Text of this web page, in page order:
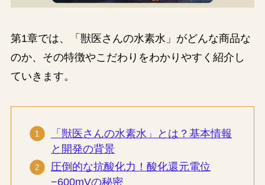
第1章では、「獣医さんの水素水」がどんな商品な
のか、その特徴やこだわりをわかりやすく紹介し
ていきます。
「獣医さんの水素水」とは？基本情報
と開発の背景
圧倒的な抗酸化力！酸化還元電位
−600mVの秘密